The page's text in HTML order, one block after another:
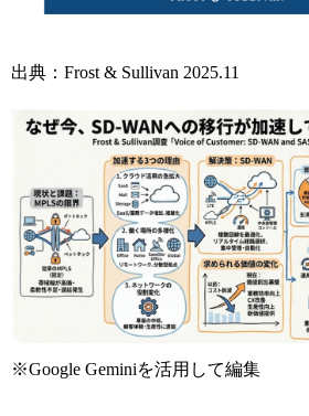
出典：Frost & Sullivan 2025.11
※Google Geminiを活用して編集